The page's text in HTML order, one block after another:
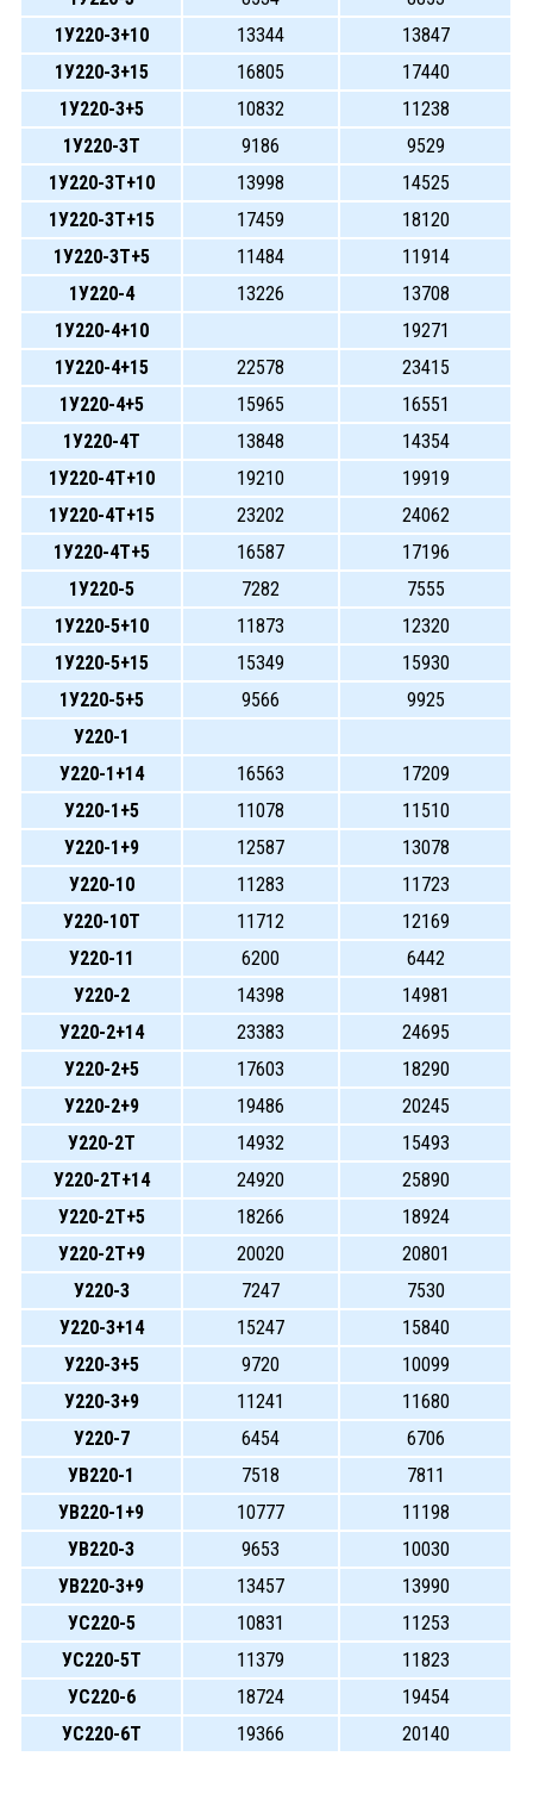
1У220-3+10
13344
13847
1У220-3+15
16805
17440
1У220-3+5
10832
11238
1У220-3Т
9186
9529
1У220-3Т+10
13998
14525
1У220-3Т+15
17459
18120
1У220-3Т+5
11484
11914
1У220-4
13226
13708
1У220-4+10
19271
1У220-4+15
22578
23415
1У220-4+5
15965
16551
1У220-4Т
13848
14354
1У220-4Т+10
19210
19919
1У220-4Т+15
23202
24062
1У220-4Т+5
16587
17196
1У220-5
7282
7555
1У220-5+10
11873
12320
1У220-5+15
15349
15930
1У220-5+5
9566
9925
У220-1
У220-1+14
16563
17209
У220-1+5
11078
11510
У220-1+9
12587
13078
У220-10
11283
11723
У220-10Т
11712
12169
У220-11
6200
6442
У220-2
14398
14981
У220-2+14
23383
24695
У220-2+5
17603
18290
У220-2+9
19486
20245
У220-2Т
14932
15493
У220-2Т+14
24920
25890
У220-2Т+5
18266
18924
У220-2Т+9
20020
20801
У220-3
7247
7530
У220-3+14
15247
15840
У220-3+5
9720
10099
У220-3+9
11241
11680
У220-7
6454
6706
УВ220-1
7518
7811
УВ220-1+9
10777
11198
УВ220-3
9653
10030
УВ220-3+9
13457
13990
УС220-5
10831
11253
УС220-5Т
11379
11823
УС220-6
18724
19454
УС220-6Т
19366 20140